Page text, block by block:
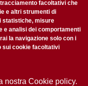
facoltativi che
e altri strumenti di
statistiche, misure
e analisi dei comportamenti
la navigazione solo con i
sui cookie facoltativi
nostra Cookie policy.